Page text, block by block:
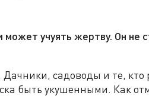
учуять жертву. Он не
садоводы и те, кто
быть укушенными. Как